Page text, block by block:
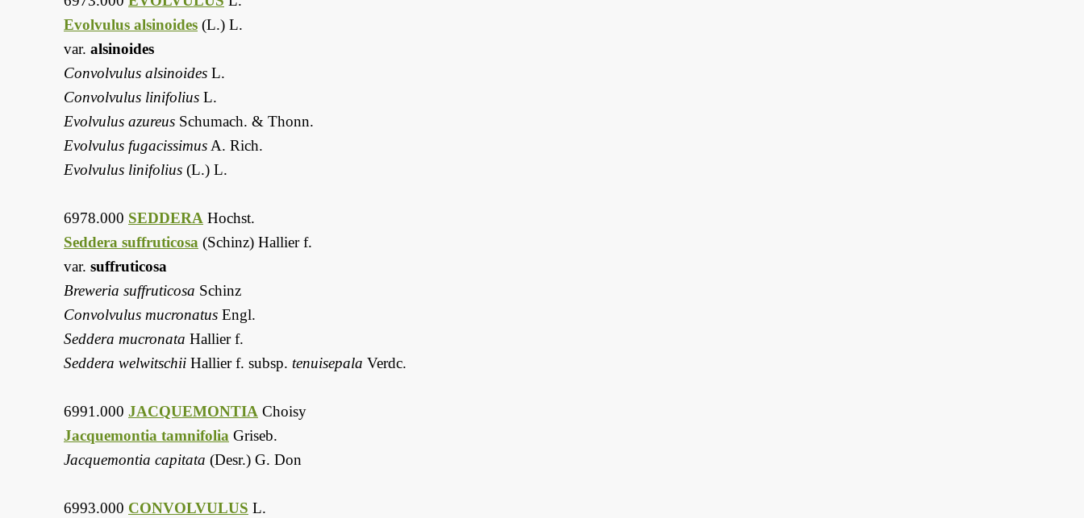
Evolvulus alsinoides (L.) L.
var. alsinoides
Convolvulus alsinoides L.
Convolvulus linifolius L.
Evolvulus azureus Schumach. & Thonn.
Evolvulus fugacissimus A. Rich.
Evolvulus linifolius (L.) L.
6978.000 SEDDERA Hochst.
Seddera suffruticosa (Schinz) Hallier f.
var. suffruticosa
Breweria suffruticosa Schinz
Convolvulus mucronatus Engl.
Seddera mucronata Hallier f.
Seddera welwitschii Hallier f. subsp. tenuisepala Verdc.
6991.000 JACQUEMONTIA Choisy
Jacquemontia tamnifolia Griseb.
Jacquemontia capitata (Desr.) G. Don
6993.000 CONVOLVULUS L.